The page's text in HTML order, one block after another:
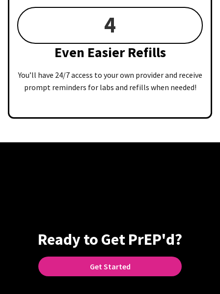
4
Even Easier Refills
You’ll have 24/7 access to your own provider and receive
prompt reminders for labs and refills when needed!
Ready to Get PrEP'd?
Get Started